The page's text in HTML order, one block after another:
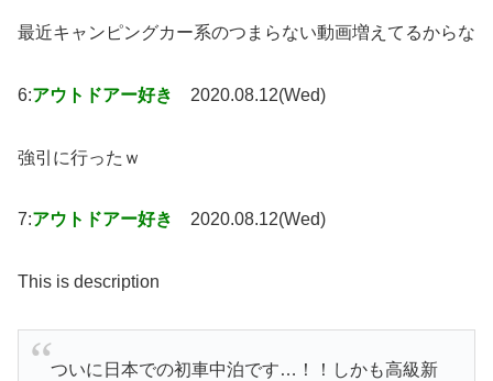
最近キャンピングカー系のつまらない動画増えてるからな
6:アウトドアー好き 2020.08.12(Wed)
強引に行ったｗ
7:アウトドアー好き 2020.08.12(Wed)
This is description
ついに日本での初車中泊です…！！しかも高級新